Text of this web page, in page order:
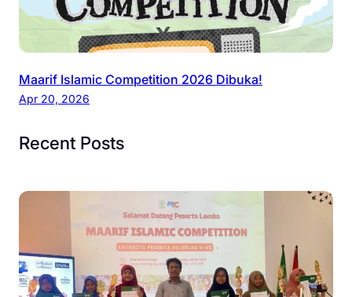
Maarif Islamic Competition 2026 Dibuka!
Apr 20, 2026
Recent Posts